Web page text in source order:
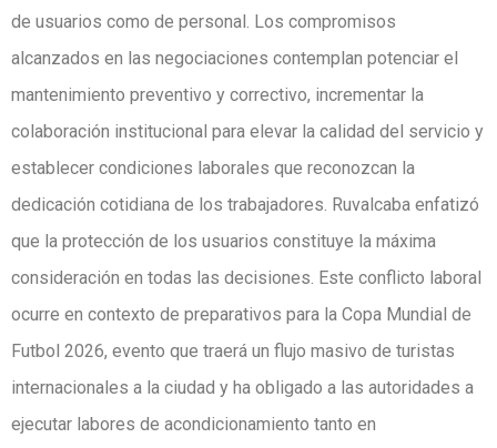
de usuarios como de personal. Los compromisos
alcanzados en las negociaciones contemplan potenciar el
mantenimiento preventivo y correctivo, incrementar la
colaboración institucional para elevar la calidad del servicio y
establecer condiciones laborales que reconozcan la
dedicación cotidiana de los trabajadores. Ruvalcaba enfatizó
que la protección de los usuarios constituye la máxima
consideración en todas las decisiones. Este conflicto laboral
ocurre en contexto de preparativos para la Copa Mundial de
Futbol 2026, evento que traerá un flujo masivo de turistas
internacionales a la ciudad y ha obligado a las autoridades a
ejecutar labores de acondicionamiento tanto en